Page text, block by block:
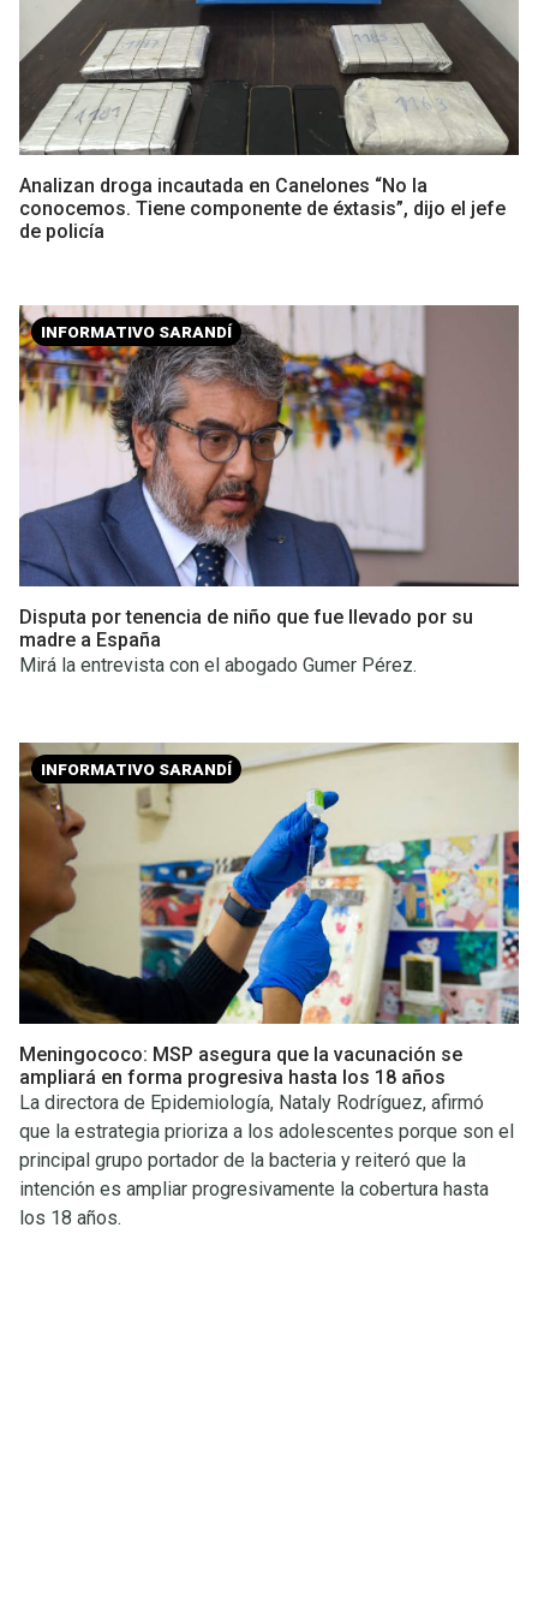
Analizan droga incautada en Canelones “No la
conocemos. Tiene componente de éxtasis”, dijo el jefe
de policía
INFORMATIVO SARANDÍ
Disputa por tenencia de niño que fue llevado por su
madre a España
Mirá la entrevista con el abogado Gumer Pérez.
INFORMATIVO SARANDÍ
Meningococo: MSP asegura que la vacunación se
ampliará en forma progresiva hasta los 18 años
La directora de Epidemiología, Nataly Rodríguez, afirmó
que la estrategia prioriza a los adolescentes porque son el
principal grupo portador de la bacteria y reiteró que la
intención es ampliar progresivamente la cobertura hasta
los 18 años.